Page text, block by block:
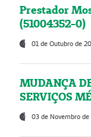
Prestador
(51004352-0)
01 de Outubro de
MUDANÇA
SERVIÇOS
03 de Novembro